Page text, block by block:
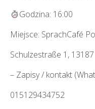
Godzina: 16:00
Miejsce: SprachCafé
Schulzestraße 1,
– Zapisy / kontakt
015129434752